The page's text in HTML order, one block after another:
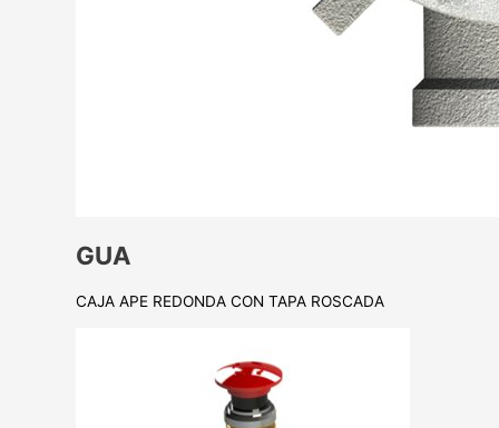
GUA
CAJA APE REDONDA CON TAPA ROSCADA